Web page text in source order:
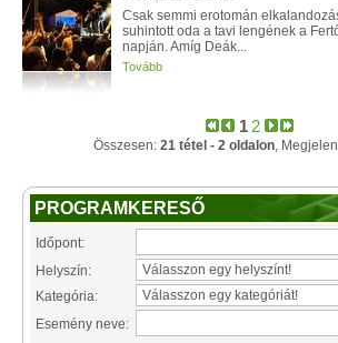
Csak semmi erotomán
suhintott oda a tavi lengének a
napján. Amíg Deák...
Tovább
1 2
Összesen: 21 tétel - 2 oldalon,
PROGRAMKERESŐ
Időpont:
Helyszín:
Kategória:
Esemény neve: